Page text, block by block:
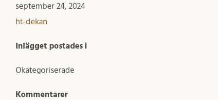
september 24, 2024
ht-dekan
Inlägget postades i
Okategoriserade
Kommentarer